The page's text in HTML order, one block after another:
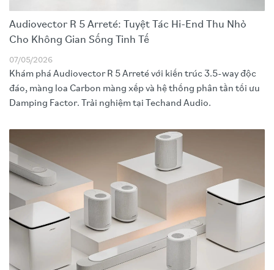
Audiovector R 5 Arreté: Tuyệt Tác Hi-End Thu Nhỏ
Cho Không Gian Sống Tinh Tế
07/05/2026
Khám phá Audiovector R 5 Arreté với kiến trúc 3.5-way độc
đáo, màng loa Carbon màng xếp và hệ thống phân tần tối ưu
Damping Factor. Trải nghiệm tại Techand Audio.